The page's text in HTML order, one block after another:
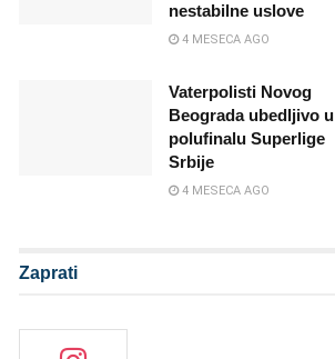
nestabilne uslove
4 MESECA AGO
Vaterpolisti Novog
Beograda ubedljivo u
polufinalu Superlige
Srbije
4 MESECA AGO
Zaprati